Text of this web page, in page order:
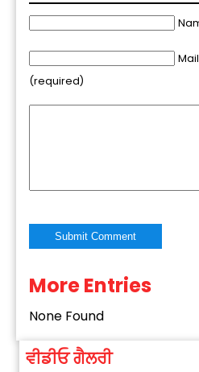
(required)
Alternative:
More Entries
None Found
ਵੀਡੀਓ ਗੈਲਰੀ